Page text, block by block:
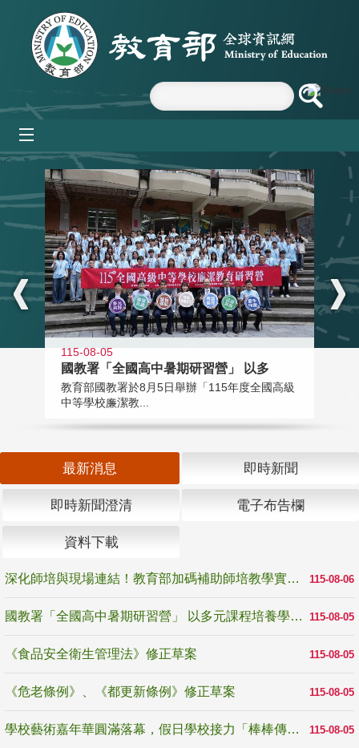
跳到主要內容區塊
:::
115-08-05
國教署「全國高中暑期研習營」 以多
教育部國教署於8月5日舉辦「115年度全國高級
中等學校廉潔教...
最新消息 即時新聞
即時新聞澄清 電子布告欄
資料下載
115-08-06
深化師培與現場連結！教育部加碼補助師培教學實踐研究 10月師培國際研討會交流教學實踐經驗
115-08-05
國教署「全國高中暑期研習營」 以多元課程培養學生瞭解誠信專業與倫理價值
115-08-05
《食品安全衛生管理法》修正草案
115-08-05
《危老條例》、《都更新條例》修正草案
115-08-05
學校藝術嘉年華圓滿落幕，假日學校接力「棒棒傳美感」